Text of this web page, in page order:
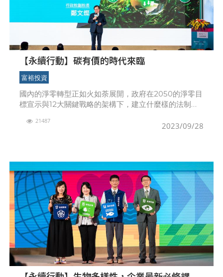
【永續行動】碳有價的時代來臨
富裕投資
國內的淨零轉型正如火如荼展開，政府在2050的淨零目
標宣示與12大關鍵戰略的架構下，建立什麼樣的法制？
業乃至整個社會的轉型？為企業提供哪些輔導或補助資
2023/09/28
21487